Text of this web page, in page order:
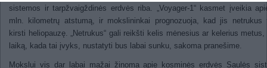
sistemos ir tarpžvaigždinės erdvės riba. „Voyager-1“ kasmet įveikia
mln. kilometrų atstumą, ir mokslininkai prognozuoja, kad jis netrukus
kirsti heliopauzę. „Netrukus“ gali reikšti kelis mėnesius ar kelerius
laiką, kada tai įvyks, nustatyti bus labai sunku, sakoma pranešime.
Mokslui vis dar labai mažai žinoma apie kosminės erdvės Saulės